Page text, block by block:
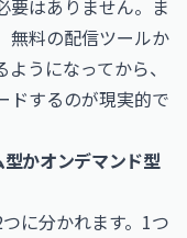
要はありません。ま
無料の配信ツールか
うになってから、
ドするのが現実的で
かオンデマンド型
に分かれます。1つ